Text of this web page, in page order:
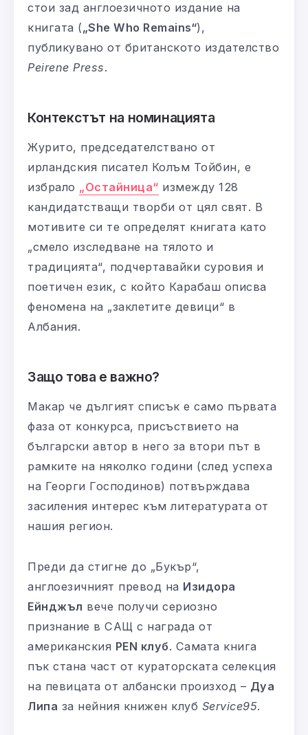
стои зад англоезичното издание на
книгата („She Who Remains“),
публикувано от британското издателство
Peirene Press.
Контекстът на номинацията
Журито, председателствано от
ирландския писател Колъм Тойбин, е
избрало „Остайница“ измежду 128
кандидатстващи творби от цял свят. В
мотивите си те определят книгата като
„смело изследване на тялото и
традицията“, подчертавайки суровия и
поетичен език, с който Карабаш описва
феномена на „заклетите девици“ в
Албания.
Защо това е важно?
Макар че дългият списък е само първата
фаза от конкурса, присъствието на
български автор в него за втори път в
рамките на няколко години (след успеха
на Георги Господинов) потвърждава
засиления интерес към литературата от
нашия регион.
Преди да стигне до „Букър“,
англоезичният превод на Изидора
Ейнджъл вече получи сериозно
признание в САЩ с награда от
американския PEN клуб. Самата книга
пък стана част от кураторската селекция
на певицата от албански произход – Дуа
Липа за нейния книжен клуб Service95.